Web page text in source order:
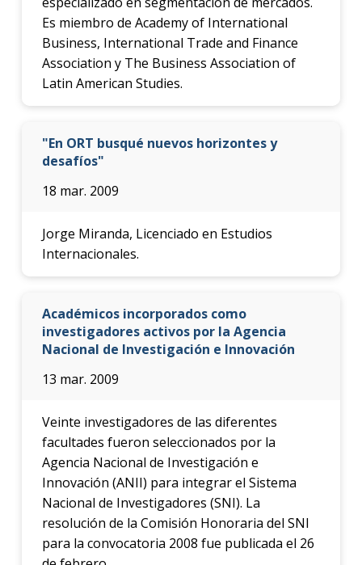
Es miembro de Academy of International
Business, International Trade and Finance
Association y The Business Association of
Latin American Studies.
"En ORT busqué nuevos horizontes y
desafíos"
18 mar. 2009
Jorge Miranda, Licenciado en Estudios
Internacionales.
Académicos incorporados como
investigadores activos por la Agencia
Nacional de Investigación e Innovación
13 mar. 2009
Veinte investigadores de las diferentes
facultades fueron seleccionados por la
Agencia Nacional de Investigación e
Innovación (ANII) para integrar el Sistema
Nacional de Investigadores (SNI). La
resolución de la Comisión Honoraria del SNI
para la convocatoria 2008 fue publicada el 26